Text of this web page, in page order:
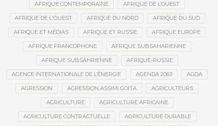
AFRIQUE CONTEMPORAINE AFRIQUE DE L’OUEST
AFRIQUE DE L'OUEST AFRIQUE DU NORD AFRIQUE DU SUD
AFRIQUE ET MÉDIAS AFRIQUE ET RUSSIE AFRIQUE EUROPE
AFRIQUE FRANCOPHONE AFRIQUE SUBSAHARIENNE
AFRIQUE SUBSAHRIENNE AFRIQUE-RUSSIE
AGENCE INTERNATIONALE DE L’ÉNERGIE AGENDA 2063 AGOA
AGRESSION AGRESSION ASSIMI GOITA AGRICULTEURS
AGRICULTURE AGRICULTURE AFRICAINE
AGRICULTURE CONTRACTUELLE AGRICULTURE DURABLE